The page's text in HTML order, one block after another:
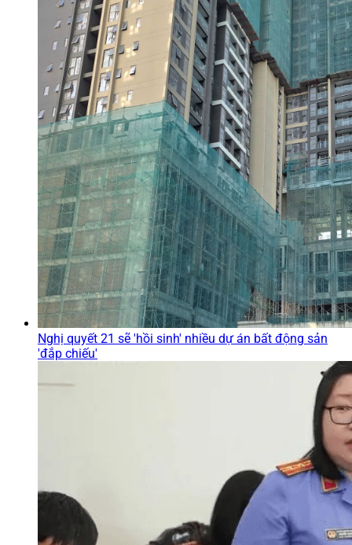
Nghị quyết 21 sẽ 'hồi sinh' nhiều dự án bất động sản
'đắp chiếu'